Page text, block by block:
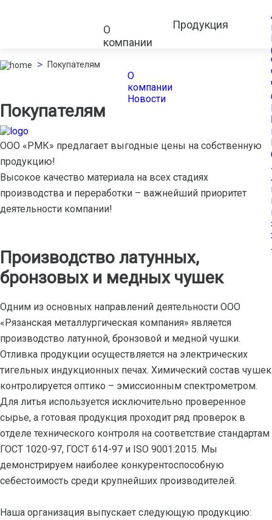
О
компании
О
компании
Новости
Продукция
Покупателям
Покупателям
ООО «РМК» предлагает выгодные цены на собственную
продукцию!
Высокое качество материала на всех стадиях
производства и переработки – важнейший приоритет
деятельности компании!
Производство латунных,
бронзовых и медных чушек
Одним из основных направлений деятельности ООО
«Рязанская металлургическая компания» является
производство латунной, бронзовой и медной чушки.
Отливка продукции осуществляется на электрических
тигельных индукционных печах. Химический состав чушек
контролируется оптико – эмиссионным спектрометром.
Для литья используется исключительно проверенное
сырье, а готовая продукция проходит ряд проверок в
отделе технического контроля на соответствие стандартам
ГОСТ 1020-97, ГОСТ 614-97 и ISO 9001:2015. Мы
демонстрируем наиболее конкурентоспособную
себестоимость среди крупнейших производителей.
Наша организация выпускает следующую продукцию: